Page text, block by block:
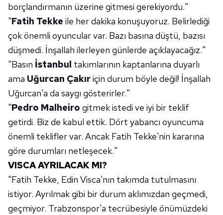
kullanılmaktadır. Diğer çerezler, sitemizin daha işlevsel
kılınması ve kişiselleştirilmesi ve sizlere yönelik
reklam/pazarlama faaliyetlerinin yapılması, amaçlarıyla
sınırlı olarak açık rızanız dahilinde kullanılacaktır.
Çerezlere ilişkin tercihlerinizi aşağıda yer alan panel
vasıtasıyla belirleyebilirsiniz. Çerezlere ilişkin detaylı bilgi
için Ayarlar butonuna tıklayabilir,
Çerez Bilgilendirme
Metnimizi
ziyaret edebilirsiniz.
6698 sayılı Kişisel Verilerin Korunması Kanunu uyarınca
hazırlanmış Aydınlatma Metnimizi okumak ve sitemizde
ilgili mevzuata uygun olarak kullanılan çerezlerle ilgili bilgi
borçlandırmanın üzerine gitmesi gerekiyordu."
"Fatih Tekke ile her dakika konuşuyoruz. Belirlediği
çok önemli oyuncular var. Bazı basına düştü, bazısı
düşmedi. İnşallah ilerleyen günlerde açıklayacağız."
"Basın İstanbul takımlarının kaptanlarına duyarlı
ama Uğurcan Çakıriçin durum böyle değil! İnşallah
Uğurcan'a da saygı gösterirler."
"Pedro Malheiro gitmek istedi ve iyi bir teklif
getirdi. Biz de kabul ettik. Dört yabancı oyuncuma
önemli teklifler var. Ancak Fatih Tekke'nin kararına
göre durumları netleşecek."
VISCA AYRILACAK MI?
"Fatih Tekke, Edin Visca'nın takımda tutulmasını
istiyor. Ayrılmak gibi bir durum aklımızdan geçmedi,
geçmiyor. Trabzonspor'a tecrübesiyle önümüzdeki